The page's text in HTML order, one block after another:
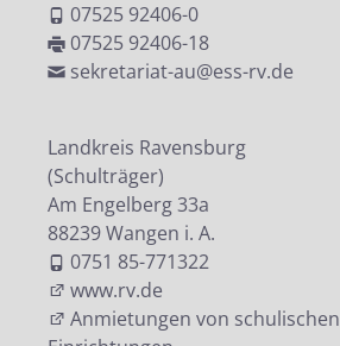
07525 92406-0
07525 92406-18
sekretariat-au@ess-rv.de
Landkreis Ravensburg
(Schulträger)
Am Engelberg 33a
88239 Wangen i. A.
0751 85-771322
www.rv.de
Anmietungen von schulischen